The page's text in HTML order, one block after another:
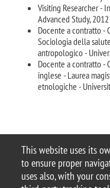
This website uses its
to ensure proper
uses also, with your
Visiting Researcher -
Advanced Study, 2012
Docente a contratto -
Sociologia della
antropologico -
Docente a contratto -
inglese - Laurea
etnologiche -
© 2025
Piazza